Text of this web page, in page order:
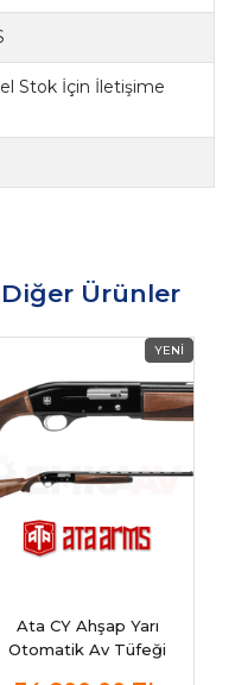
Stok İçin İletişime
Ürünler
Ata CY Ahşap Yarı
Otomatik Av Tüfeği